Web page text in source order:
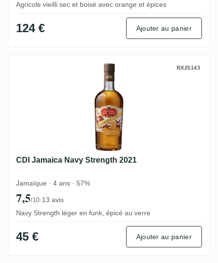
Agricole vieilli sec et boisé avec orange et épices
124 € Ajouter au panier
CDI Jamaica Navy Strength 2021 RX25143
CDI Jamaica Navy Strength 2021
Jamaïque · 4 ans · 57%
7,5/10·13 avis
Navy Strength léger en funk, épicé au verre
45 € Ajouter au panier